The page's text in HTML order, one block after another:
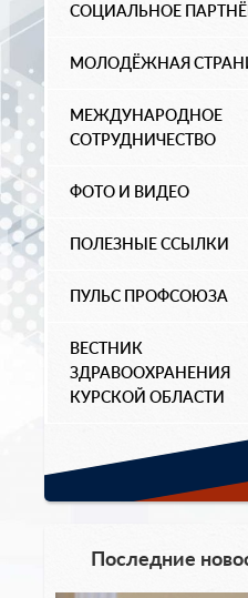
СОЦИАЛЬНОЕ
МОЛОДЁЖНАЯ
МЕЖДУНАРОДНОЕ
СОТРУДНИЧЕСТВО
ФОТО И ВИДЕО
ПОЛЕЗНЫЕ ССЫЛКИ
ПУЛЬС ПРОФСОЮЗА
ВЕСТНИК
ЗДРАВООХРАНЕНИЯ
КУРСКОЙ ОБЛАСТИ
Последние